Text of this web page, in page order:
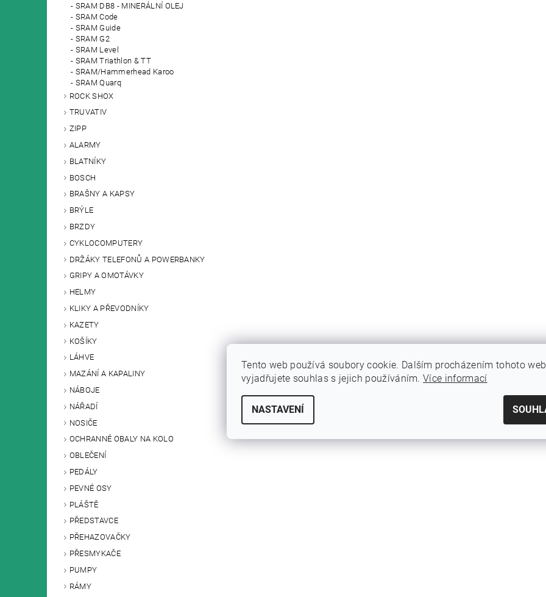
SRAM DB8 - MINERÁLNÍ OLEJ
SRAM Code
SRAM Guide
SRAM G2
SRAM Level
SRAM Triathlon & TT
SRAM/Hammerhead Karoo
SRAM Quarq
ROCK SHOX
TRUVATIV
ZIPP
ALARMY
BLATNÍKY
BOSCH
BRAŠNY A KAPSY
BRÝLE
BRZDY
CYKLOCOMPUTERY
DRŽÁKY TELEFONŮ A POWERBANKY
GRIPY A OMOTÁVKY
HELMY
KLIKY A PŘEVODNÍKY
KAZETY
KOŠÍKY
LÁHVE
MAZÁNÍ A KAPALINY
NÁBOJE
NÁŘADÍ
NOSIČE
OCHRANNÉ OBALY NA KOLO
OBLEČENÍ
PEDÁLY
PEVNÉ OSY
PLÁŠTĚ
PŘEDSTAVCE
PŘEHAZOVAČKY
PŘESMYKAČE
PUMPY
RÁMY
Tento web používá soubory cookie. Dalším procházením tohoto
vyjadřujete souhlas s jejich používáním.Více informací
NASTAVENÍ